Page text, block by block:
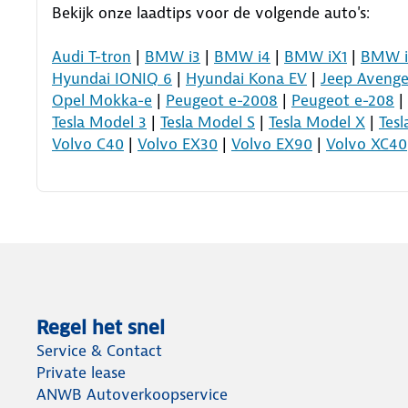
Bekijk onze laadtips voor de volgende auto's:
Audi T-tron | BMW i3 | BMW i4 | BMW iX1 | BMW
Hyundai IONIQ 6 | Hyundai Kona EV | Jeep
Opel Mokka-e | Peugeot e-2008 | Peugeot e-208 |
Tesla Model 3 | Tesla Model S | Tesla Model X |
Volvo C40 | Volvo EX30 | Volvo EX90 | Volvo XC40
Regel het snel
Service & Contact
Private lease
ANWB Autoverkoopservice